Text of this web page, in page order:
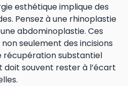
esthétique implique des
Pensez à une rhinoplastie
abdominoplastie. Ces
seulement des incisions
récupération substantiel
souvent rester à l’écart